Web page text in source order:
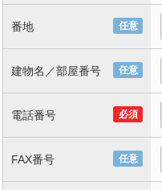
任意
番地
任意
建物名／部屋番号
必須
電話番号
任意
FAX番号